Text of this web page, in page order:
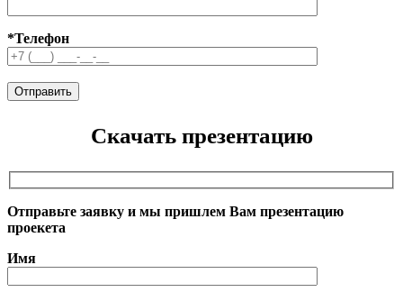
*Телефон
Скачать презентацию
Отправьте заявку и мы пришлем Вам презентацию
проекета
Имя